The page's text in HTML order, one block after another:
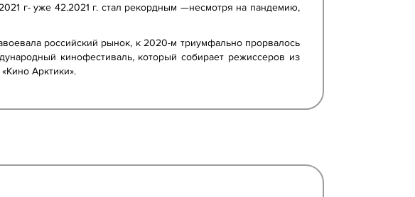
г- уже 42.2021 г. стал рекордным —несмотря на пандемию,
российский рынок, к 2020-м триумфально прорвалось
кинофестиваль, который собирает режиссеров из
Арктики».